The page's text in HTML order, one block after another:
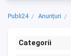
Publi24 Anunțuri
Categorii